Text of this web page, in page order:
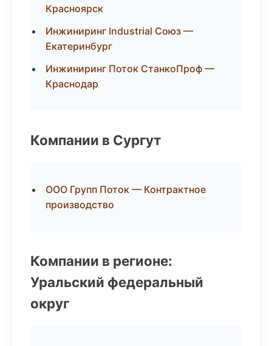
Красноярск
Инжиниринг Industrial Союз —
Екатеринбург
Инжиниринг Поток СтанкоПроф —
Краснодар
Компании в Сургут
ООО Групп Поток — Контрактное
производство
Компании в регионе:
Уральский федеральный
округ